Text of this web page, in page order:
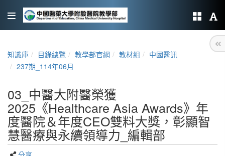
知識庫 目錄總覽 教學部官網 教材組
中國醫訊
237期_114年06月
03_中醫大附醫榮獲
2025《Healthcare Asia Awards》年
度醫院＆年度CEO雙料大獎，彰顯智
慧醫療與永續領導力_編輯部